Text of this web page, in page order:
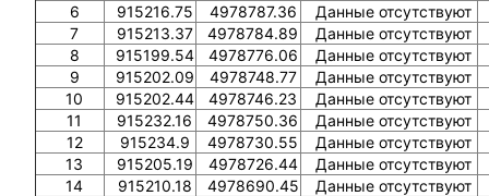
6
915216.75 4978787.36
Данные отсутствуют
7
915213.37 4978784.89
Данные отсутствуют
8
915199.54 4978776.06
Данные отсутствуют
9
915202.09 4978748.77
Данные отсутствуют
10
915202.44 4978746.23
Данные отсутствуют
11
915232.16 4978750.36
Данные отсутствуют
12
915234.9 4978730.55
Данные отсутствуют
13
915205.19 4978726.44
Данные отсутствуют
14
915210.18 4978690.45 Данные отсутствуют